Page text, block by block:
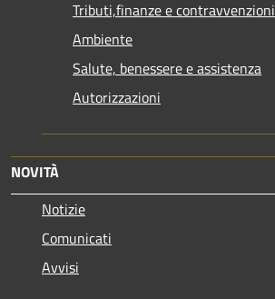
Tributi,finanze e contravvenzioni
Ambiente
Salute, benessere e assistenza
Autorizzazioni
NOVITÀ
Notizie
Comunicati
Avvisi